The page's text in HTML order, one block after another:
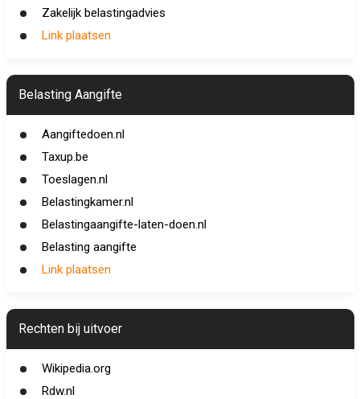
Zakelijk belastingadvies
Link plaatsen
Belasting Aangifte
Aangiftedoen.nl
Taxup.be
Toeslagen.nl
Belastingkamer.nl
Belastingaangifte-laten-doen.nl
Belasting aangifte
Link plaatsen
Rechten bij uitvoer
Wikipedia.org
Rdw.nl